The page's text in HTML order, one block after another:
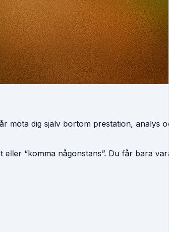
möta dig själv bortom prestation, analys
“komma någonstans”. Du får bara